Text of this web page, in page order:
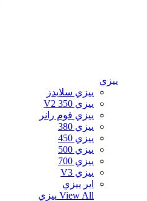
ييزي
ييزي سلايدز
ييزي 350 V2
ييزي فوم رانر
ييزي 380
ييزي 450
ييزي 500
ييزي 700
ييزي V3
اير ييزي
View All ييزي